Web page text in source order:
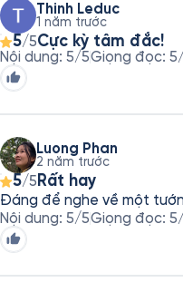
Thinh Leduc
1 năm trước
5/5Cực kỳ tâm đắc!
Nội dung: 5/5Giọng đọc: 5
Luong Phan
2 năm trước
5/5 Rất hay
Đáng để nghe về một
Nội dung: 5/5Giọng đọc: 5